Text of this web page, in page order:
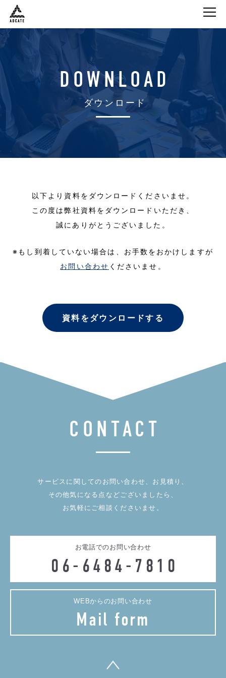
DOWNLOAD
ダウンロード
以下より資料をダウンロードくださいませ。
この度は弊社資料をダウンロードいただき、
誠にありがとうございました。
※もし到着していない場合は、お手数をおかけしますが
お問い合わせ くださいませ。
資料をダウンロードする
CONTACT
サービスに関してのお問い合わせ、お見積り、
その他気になる点などございましたら、
お気軽にご相談くださいませ。
お電話でのお問い合わせ
06-6484-7810
WEBからのお問い合わせ
Mail form